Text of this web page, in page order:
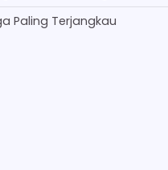
Paling Terjangkau